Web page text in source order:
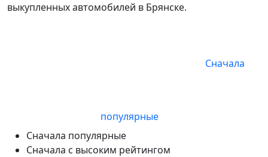
выкупленных автомобилей в Брянске.
Сначала
популярные
Сначала популярные
Сначала с высоким рейтингом